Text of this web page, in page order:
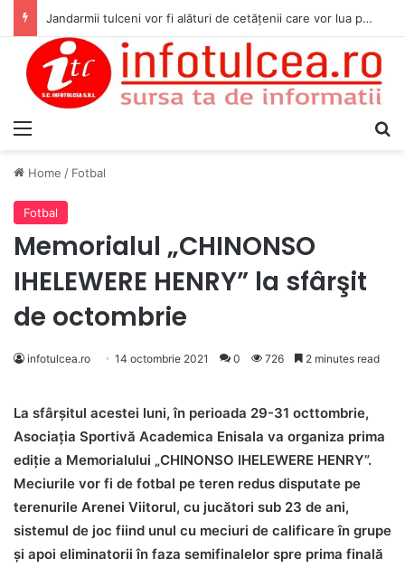
Jandarmii tulceni vor fi alături de cetățenii care vor lua parte la Festivalul Folk Țestos
Home / Fotbal
Fotbal
Memorialul „CHINONSO
IHELEWERE HENRY” la sfârşit
de octombrie
infotulcea.ro 14 octombrie 2021 0 726 2 minutes read
La sfârşitul acestei luni, în perioada 29-31 octtombrie,
Asociaţia Sportivă Academica Enisala va organiza prima
ediţie a Memorialului „CHINONSO IHELEWERE HENRY”.
Meciurile vor fi de fotbal pe teren redus disputate pe
terenurile Arenei Viitorul, cu jucători sub 23 de ani,
sistemul de joc fiind unul cu meciuri de calificare în grupe
şi apoi eliminatorii în faza semifinalelor spre prima finală